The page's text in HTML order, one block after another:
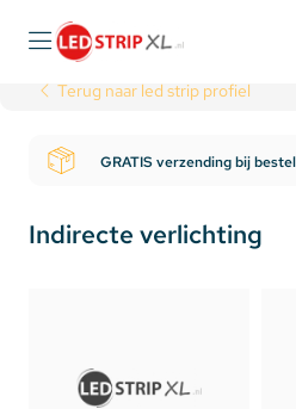
Terug naar led strip profiel
GRATIS verzending bij
Indirecte verlichting